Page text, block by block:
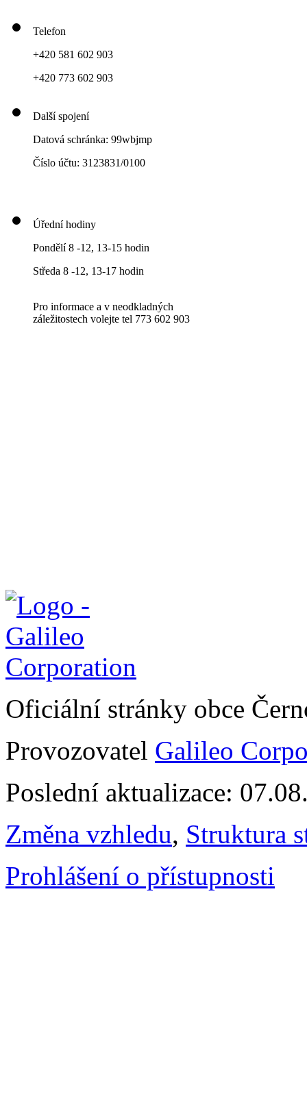
Telefon
+420 581 602 903
+420 773 602 903
Další spojení
Datová schránka: 99wbjmp
Číslo účtu: 3123831/0100
Úřední hodiny
Pondělí 8 -12, 13-15 hodin
Středa 8 -12, 13-17 hodin
Pro informace a v neodkladných
záležitostech volejte tel 773 602 903
Oficiální stránky obce
Provozovatel Galileo
Poslední aktualizace:
Změna vzhledu, Struktura
Prohlášení o přístupnosti